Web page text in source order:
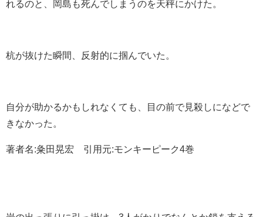
れるのと、岡島も死んでしまうのを天秤にかけた。
杭が抜けた瞬間、反射的に掴んでいた。
自分が助かるかもしれなくても、目の前で見殺しになどで
きなかった。
著者名:粂田晃宏 引用元:モンキーピーク4巻